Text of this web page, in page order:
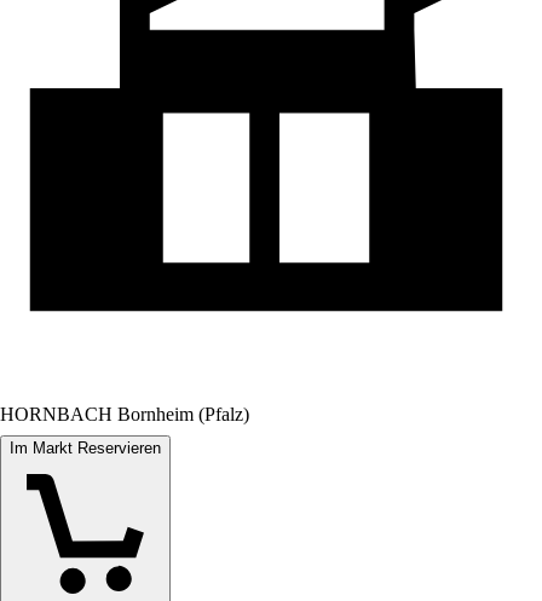
HORNBACH Bornheim (Pfalz)
Im Markt Reservieren